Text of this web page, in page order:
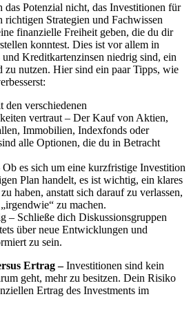
das Potenzial nicht, das Investitionen für
richtigen Strategien und Fachwissen
finanzielle Freiheit geben, die du dir
konntest. Dies ist vor allem in
Kreditkartenzinsen niedrig sind, ein
nutzen. Hier sind ein paar Tipps, wie
den verschiedenen
vertraut – Der Kauf von Aktien,
Immobilien, Indexfonds oder
alle Optionen, die du in Betracht
es sich um eine kurzfristige Investition
Plan handelt, es ist wichtig, ein klares
haben, anstatt sich darauf zu verlassen,
zu machen.
– Schließe dich Diskussionsgruppen
über neue Entwicklungen und
zu sein.
Ertrag –Investitionen sind kein
geht, mehr zu besitzen. Dein Risiko
Ertrag des Investments im